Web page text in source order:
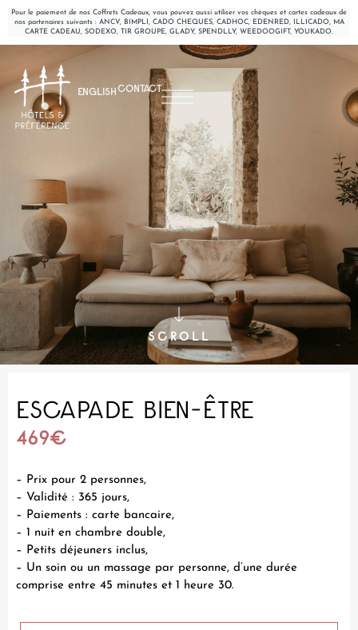
Pour le paiement de nos Coffrets Cadeaux, vous pouvez aussi utiliser vos chèques et cartes cadeaux de
nos partenaires suivants : ANCV, BIMPLI, CADO CHEQUES, CADHOC, EDENRED, ILLICADO, MA
CARTE CADEAU, SODEXO, TIR GROUPE, GLADY, SPENDLLY, WEEDOOGIFT, YOUKADO.
ENGLISHCONTACT
SCROLL
ESCAPADE BIEN-ÊTRE
469€
– Prix pour 2 personnes,
– Validité : 365 jours,
– Paiements : carte bancaire,
– 1 nuit en chambre double,
– Petits déjeuners inclus,
– Un soin ou un massage par personne, d’une durée
comprise entre 45 minutes et 1 heure 30.